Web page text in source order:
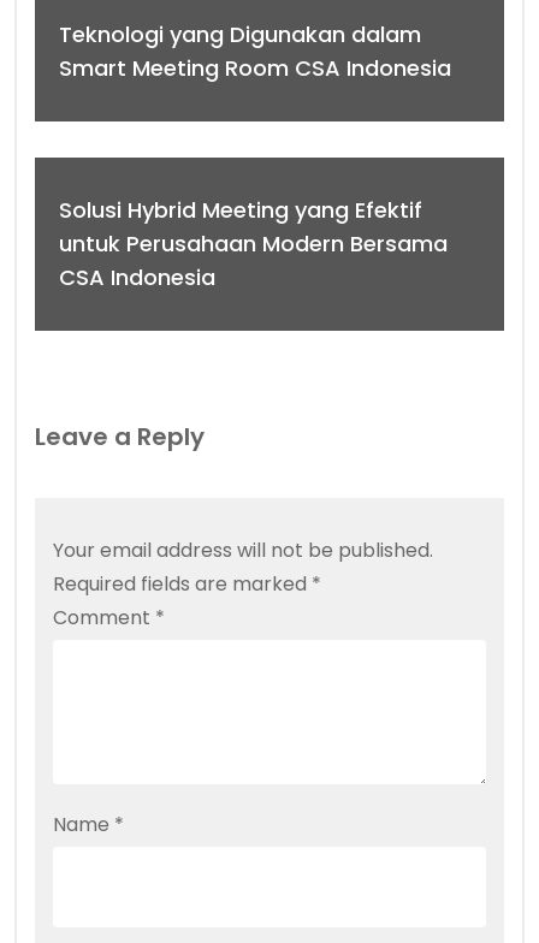
Teknologi yang Digunakan dalam
Smart Meeting Room CSA Indonesia
Solusi Hybrid Meeting yang Efektif
untuk Perusahaan Modern Bersama
CSA Indonesia
Leave a Reply
Your email address will not be published.
Required fields are marked *
Comment *
Name *